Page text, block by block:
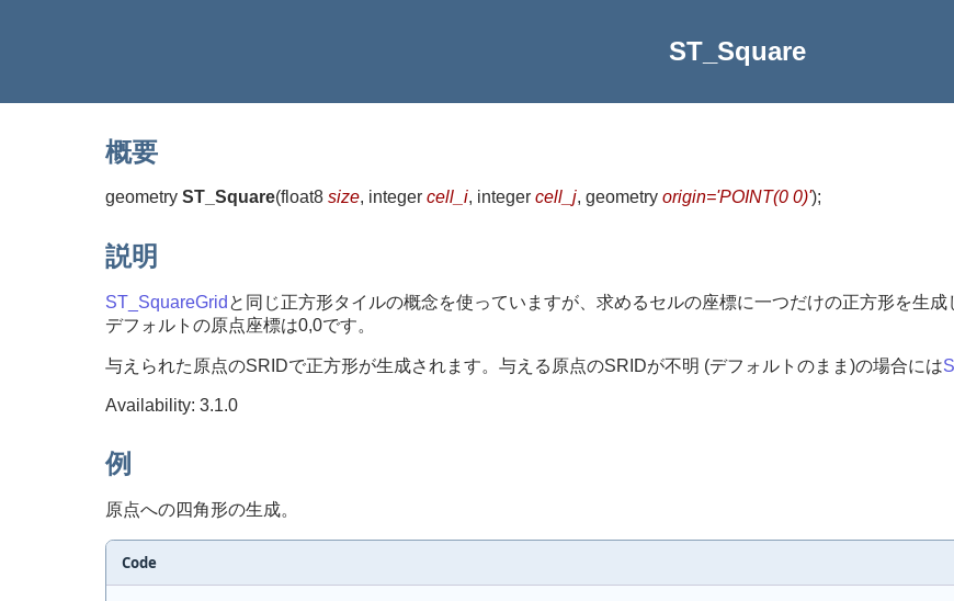
ST_Square
概要
geometry ST_Square(float8 size, integer cell_i, integer cell_j, geometry origin='POINT(0 0)');
説明
ST_SquareGrid と同じ正方形タイルの概念を使っていますが、求めるセルの座標に一つだけの正方形を生
デフォルトの原点座標は0,0です。
与えられた原点のSRIDで正方形が生成されます。与える原点のSRIDが不明 (デフォルトのまま)の場合には
Availability: 3.1.0
例
原点への四角形の生成。
Code